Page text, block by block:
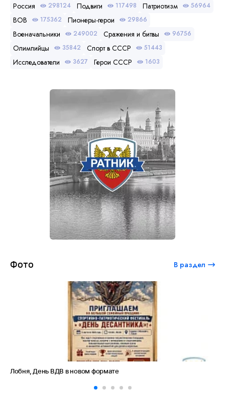
Россия 298124 Подвиги 117498 Патриотизм 56964
ВОВ 175362 Пионеры-герои 29866
Военачальники 249002 Сражения и битвы 96756
Олимпийцы 35842 Спорт в СССР 51443
Исследователи 3627 Герои СССР 1603
Фото В раздел
формате